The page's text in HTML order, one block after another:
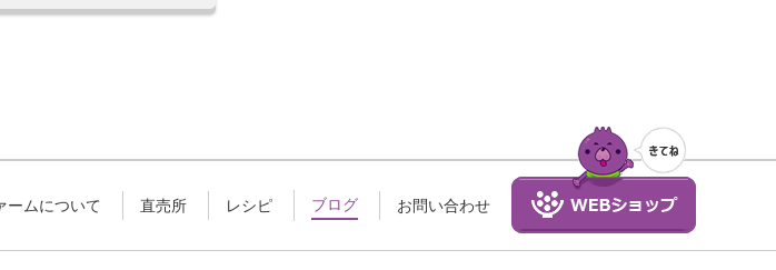
ームについて 直売所 レシピ ブログ お問い合わせ